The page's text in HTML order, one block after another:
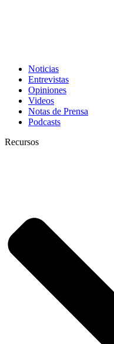
Noticias
Entrevistas
Opiniones
Videos
Notas de Prensa
Podcasts
Recursos